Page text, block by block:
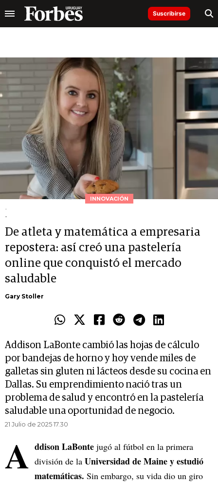
Suscribirse
INNOVACIÓN
-
-
De atleta y matemática a empresaria
repostera: así creó una pastelería
online que conquistó el mercado
saludable
Gary Stoller
Addison LaBonte cambió las hojas de cálculo
por bandejas de horno y hoy vende miles de
galletas sin gluten ni lácteos desde su cocina en
Dallas. Su emprendimiento nació tras un
problema de salud y encontró en la pastelería
saludable una oportunidad de negocio.
21 Julio de 2025 17.30
A ddison LaBonte jugó al fútbol en la primera
división de la Universidad de Maine y estudió
matemáticas. Sin embargo, su vida dio un giro